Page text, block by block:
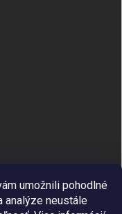
umožnili pohodlné
analýze neustále